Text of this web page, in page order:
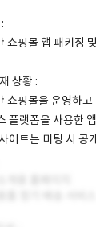
쇼핑몰 앱 패키징
상황 :
쇼핑몰을 운영하
플랫폼을 사용한
이트는 미팅 시 공